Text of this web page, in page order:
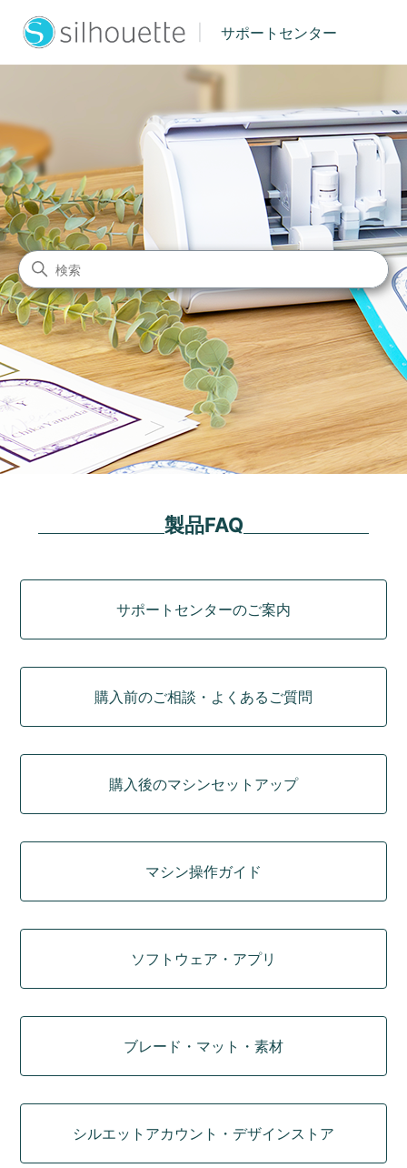
サポートセンター
シルエットジャパン サポート
検索
製品FAQ
サポートセンターのご案内
購入前のご相談・よくあるご質問
購入後のマシンセットアップ
マシン操作ガイド
ソフトウェア・アプリ
ブレード・マット・素材
シルエットアカウント・デザインストア